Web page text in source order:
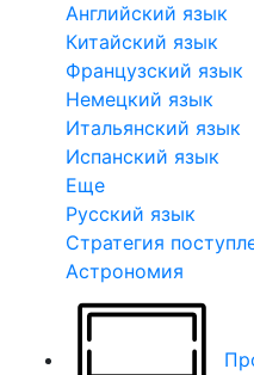
Английский язык
Китайский язык
Французский язык
Немецкий язык
Итальянский язык
Испанский язык
Еще
Русский язык
Стратегия
Астрономия